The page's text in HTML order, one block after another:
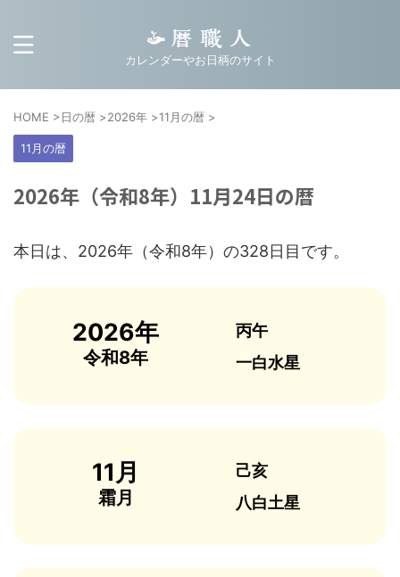
カレンダーやお日柄のサイト
HOME >日の暦 >2026年 >11月の暦 >
11月の暦
2026年（令和8年）11月24日の暦
本日は、2026年（令和8年）の328日目です。
2026年
令和8年
丙午
一白水星
11月
霜月
己亥
八白土星